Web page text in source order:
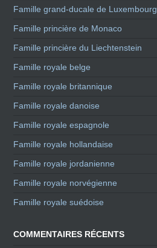
Famille grand-ducale de Luxembourg
Famille princière de Monaco
Famille princière du Liechtenstein
Famille royale belge
Famille royale britannique
Famille royale danoise
Famille royale espagnole
Famille royale hollandaise
Famille royale jordanienne
Famille royale norvégienne
Famille royale suédoise
COMMENTAIRES RÉCENTS